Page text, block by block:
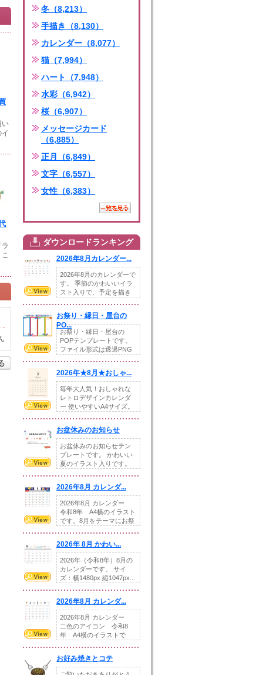
い
冬（8,213）
手描き（8,130）
カレンダー（8,077）
猫（7,994）
ハート（7,948）
水彩（6,942）
桜（6,907）
メッセージカード
（6,885）
正月（6,849）
文字（6,557）
女性（6,383）
ダウンロードランキング
2026年8月カレンダー...
2026年8月のカレンダーで
す。 季節のかわいいイラ
スト入りで、予定を描き
お祭り・縁日・屋台の
PO...
お祭り・縁日・屋台の
POPテンプレートです。
ファイル形式は透過PNG
2026年★8月★おしゃ...
毎年大人気！おしゃれな
レトロデザインカレンダ
ー 使いやすいA4サイズ。
お盆休みのお知らせ
お盆休みのお知らせテン
プレートです。 かわいい
夏のイラスト入りです。
2026年8月 カレンダ...
2026年8月 カレンダー
令和8年 A4横のイラスト
です。8月をテーマにお祭
2026年 8月 かわい...
2026年（令和8年）8月の
カレンダーです。 サイ
ズ：横1480px 縦1047px...
2026年8月 カレンダ...
2026年8月 カレンダー
二色のアイコン 令和8
年 A4横のイラストで
お好み焼きとコテ